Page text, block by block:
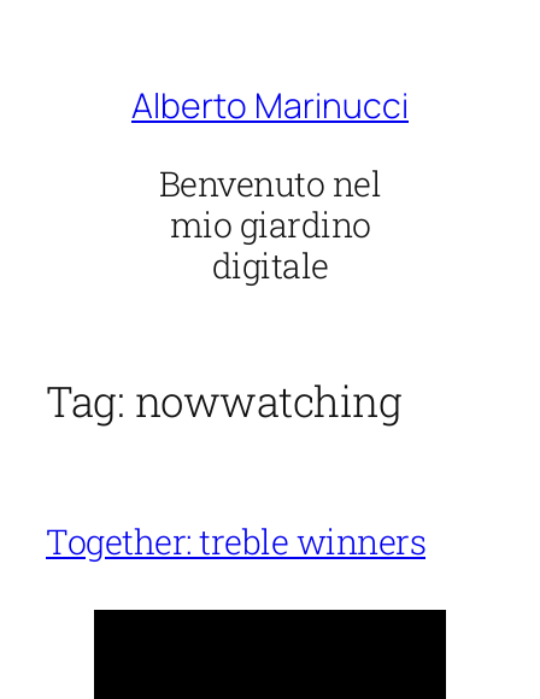
Alberto Marinucci
Benvenuto nel
mio giardino
digitale
Tag: nowwatching
Together: treble winners